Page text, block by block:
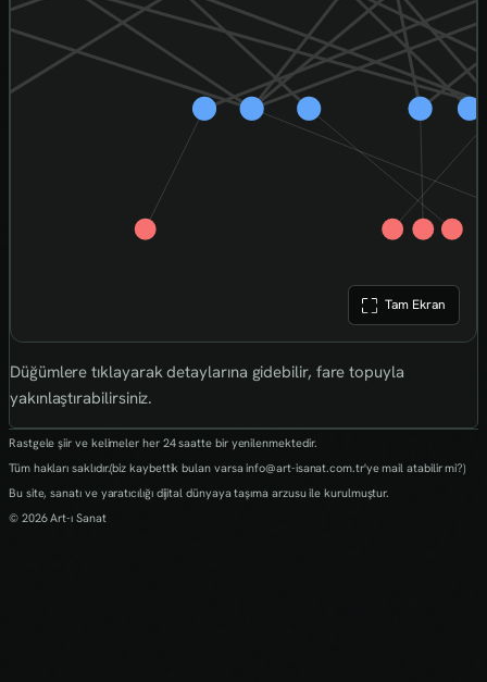
Tam Ekran
Düğümlere tıklayarak detaylarına gidebilir, fare topuyla
yakınlaştırabilirsiniz.
Rastgele şiir ve kelimeler her 24 saatte bir yenilenmektedir.
Tüm hakları saklıdır.(biz kaybettik bulan varsa info@art-isanat.com.tr'ye mail atabilir mi?)
Bu site, sanatı ve yaratıcılığı dijital dünyaya taşıma arzusu ile kurulmuştur.
© 2026 Art-ı Sanat